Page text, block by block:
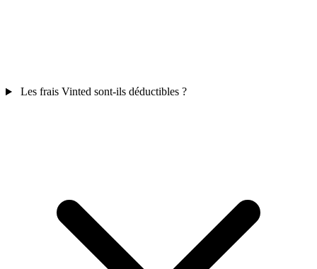
Les frais Vinted sont-ils déductibles ?